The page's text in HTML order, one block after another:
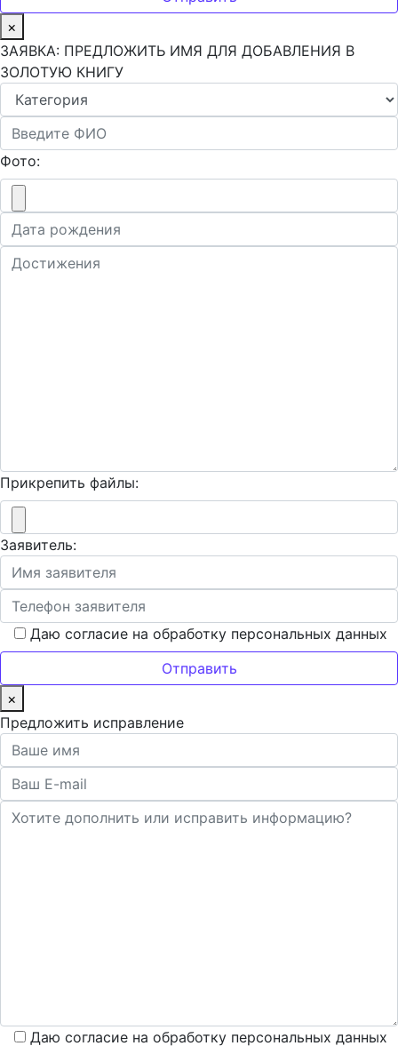
×
ЗАЯВКА: ПРЕДЛОЖИТЬ ИМЯ ДЛЯ ДОБАВЛЕНИЯ В
ЗОЛОТУЮ КНИГУ
Фото:
Прикрепить файлы:
Заявитель:
Даю согласие на обработку персональных данных
×
Предложить исправление
Даю согласие на обработку персональных данных